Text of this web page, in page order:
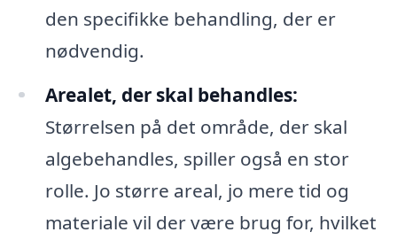
den specifikke behandling, der er
nødvendig.
Arealet, der skal behandles:
Størrelsen på det område, der skal
algebehandles, spiller også en stor
rolle. Jo større areal, jo mere tid og
materiale vil der være brug for, hvilket